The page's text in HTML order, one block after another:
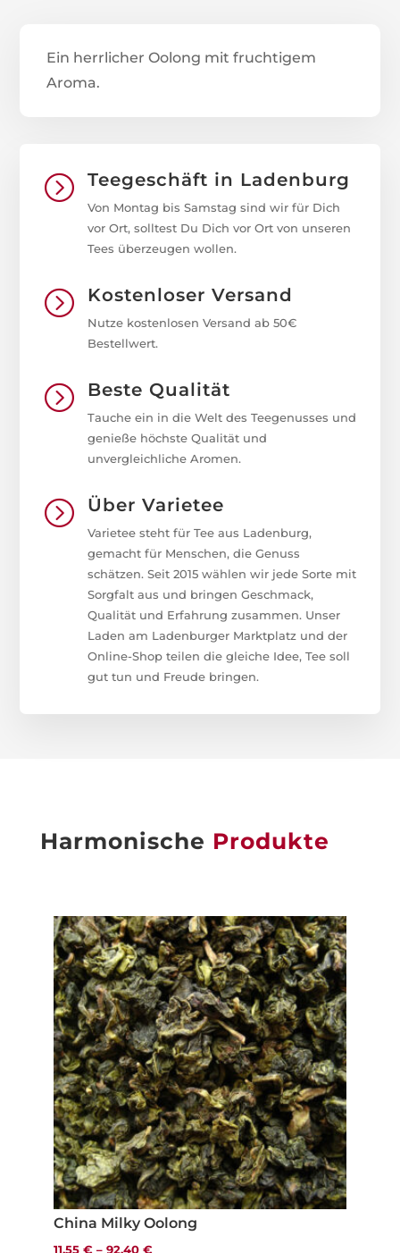
Ein herrlicher Oolong mit fruchtigem
Aroma.
= Teegeschäft in Ladenburg
Von Montag bis Samstag sind wir für Dich
vor Ort, solltest Du Dich vor Ort von unseren
Tees überzeugen wollen.
= Kostenloser Versand
Nutze kostenlosen Versand ab 50€
Bestellwert.
= Beste Qualität
Tauche ein in die Welt des Teegenusses und
genieße höchste Qualität und
unvergleichliche Aromen.
= Über Varietee
Varietee steht für Tee aus Ladenburg,
gemacht für Menschen, die Genuss
schätzen. Seit 2015 wählen wir jede Sorte mit
Sorgfalt aus und bringen Geschmack,
Qualität und Erfahrung zusammen. Unser
Laden am Ladenburger Marktplatz und der
Online-Shop teilen die gleiche Idee, Tee soll
gut tun und Freude bringen.
Harmonische Produkte
China Milky Oolong
11,55 €– 92,40 €